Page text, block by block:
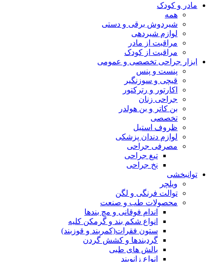
مادر و کودک
همه
شیردوش برقی و دستی
لوازم شیردهی
مراقبت از مادر
مراقبت از کودک
ابزار جراحی تخصصی و عمومی
پنست و پنس
قیچی و سوزنگیر
اکارتور و رترکتور
جراحی زنان
بن کاتر و بن هولدر
تخصصی
ظروف استیل
لوازم دندان پزشکی
مصرفی جراحی
تیغ جراحی
نخ جراحی
توانبخشی
ویلچر
توالت فرنگی و لگن
محصولات طب و صنعت
اندام فوقانی و مچ بندها
انواع شکم بند و گرمکن کلیه
ستون فقرات(کمربند و قوزبند)
گردبندها و کشش گردن
بالش های طبی
انواع زانوبند